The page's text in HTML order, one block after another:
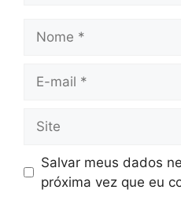
mail
Salvar meus dados
próxima vez que eu